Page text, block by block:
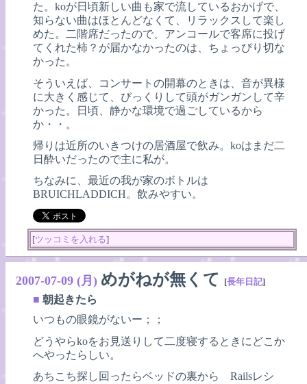
た。koが日頃新しい曲も家で流しているおかげで、
知らない曲はほとんどなくて、リラックスして楽し
めた。二階席だったので、アンコールで客席に投げ
てくれた柿？が届かなかったのは、ちょっぴり切な
かった。
そういえば、コンサートの開幕のときは、音が異様
に大きく感じて、びっくりして頭がガンガンして辛
かった。日頃、静かな環境で過ごしているから
か・・。
帰りは近所のいきつけの居酒屋で飲み。koはまだ二
日酔いだったので主に私が。
ちなみに、最近の我が家のボトルは
BRUICHLADDICH。飲みやすい。
[ツッコミを入れる]
2007-07-09 (月) めがねが無くて [長年日記]
■ 朝起きたら
いつもの眼鏡がないー；；
どうやらkoをお見送りして二度寝するときにどこか
へやったらしい。
あちこち探し回ったらベッドの裏から Railsレシ